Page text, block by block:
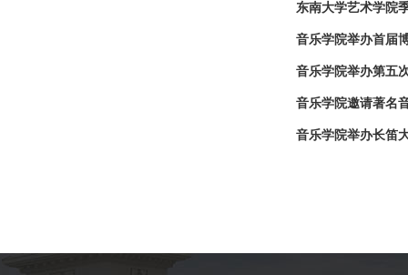
东南大学艺术学院
音乐学院举办首届
音乐学院举办第五
音乐学院邀请著名
音乐学院举办长笛